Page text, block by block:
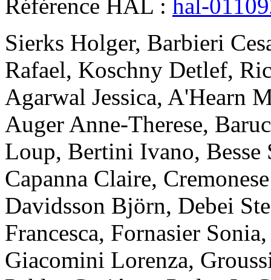
Référence HAL : hal-
Sierks Holger, Barbieri
Rafael, Koschny Detlef,
Agarwal Jessica, A'Hearn
Auger Anne-Therese,
Loup, Bertini Ivano, Besse
Capanna Claire, Cremonese
Davidsson Björn, Debei
Francesca, Fornasier Sonia
Giacomini Lorenza,